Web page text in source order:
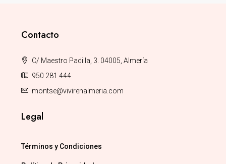
Contacto
C/ Maestro Padilla, 3. 04005, Almería
950 281 444
montse@vivirenalmeria.com
Legal
Términos y Condiciones